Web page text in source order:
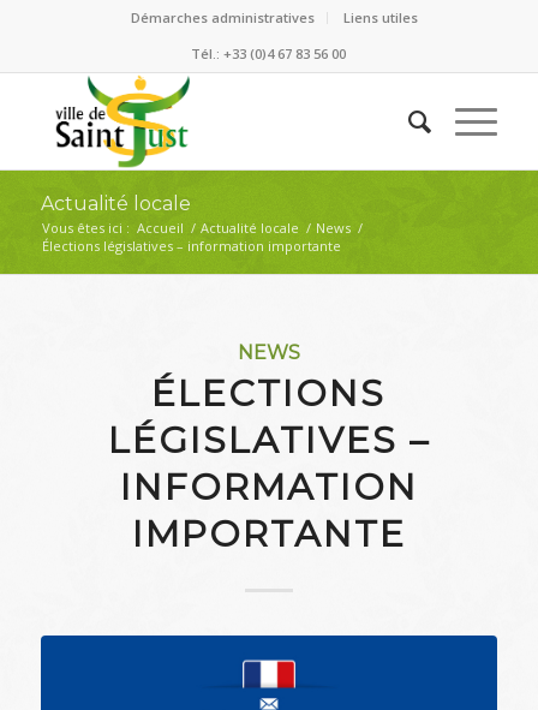
Démarches administratives
Liens utiles
Tél.: +33 (0)4 67 83 56 00
Actualité locale
Vous êtes ici : Accueil / Actualité locale / News /
Élections législatives – information importante
NEWS
ÉLECTIONS
LÉGISLATIVES –
INFORMATION
IMPORTANTE